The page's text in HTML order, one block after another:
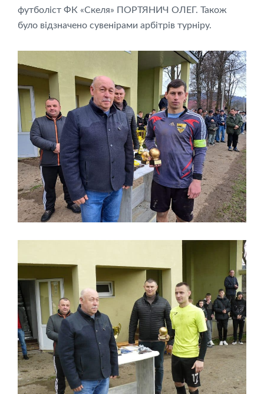
футболіст ФК «Скеля» ПОРТЯНИЧ ОЛЕГ. Також
було відзначено сувенірами арбітрів турніру.